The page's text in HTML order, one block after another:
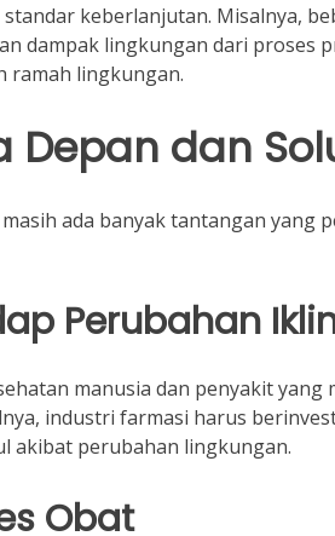
keberlanjutan. Misalnya,
dampak lingkungan dari proses
ramah lingkungan.
Depan dan
ada banyak tantangan yang
Perubahan
manusia dan penyakit yang
industri farmasi harus
akibat perubahan lingkungan.
Obat